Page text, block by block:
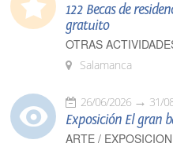
122 Becas de
gratuito
OTRAS
Salamanca
26/06/2026 31/
Exposición El gran
ARTE /